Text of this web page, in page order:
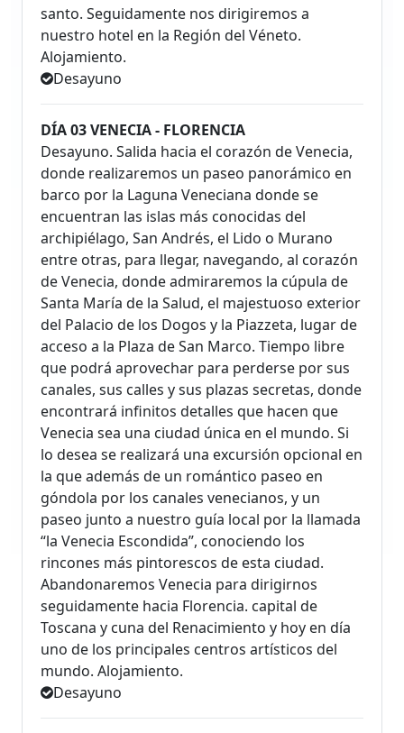
santo. Seguidamente nos dirigiremos a
nuestro hotel en la Región del Véneto.
Alojamiento.
Desayuno
DÍA 03 VENECIA - FLORENCIA
Desayuno. Salida hacia el corazón de Venecia,
donde realizaremos un paseo panorámico en
barco por la Laguna Veneciana donde se
encuentran las islas más conocidas del
archipiélago, San Andrés, el Lido o Murano
entre otras, para llegar, navegando, al corazón
de Venecia, donde admiraremos la cúpula de
Santa María de la Salud, el majestuoso exterior
del Palacio de los Dogos y la Piazzeta, lugar de
acceso a la Plaza de San Marco. Tiempo libre
que podrá aprovechar para perderse por sus
canales, sus calles y sus plazas secretas, donde
encontrará infinitos detalles que hacen que
Venecia sea una ciudad única en el mundo. Si
lo desea se realizará una excursión opcional en
la que además de un romántico paseo en
góndola por los canales venecianos, y un
paseo junto a nuestro guía local por la llamada
“la Venecia Escondida”, conociendo los
rincones más pintorescos de esta ciudad.
Abandonaremos Venecia para dirigirnos
seguidamente hacia Florencia. capital de
Toscana y cuna del Renacimiento y hoy en día
uno de los principales centros artísticos del
mundo. Alojamiento.
Desayuno